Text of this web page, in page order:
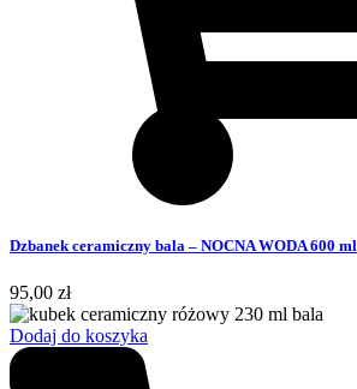
Dzbanek ceramiczny bala – NOCNA WODA 600 ml
95,00 zł
Dodaj do koszyka